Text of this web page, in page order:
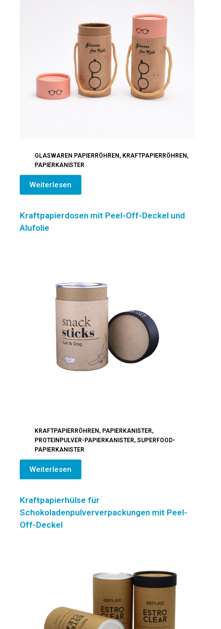
GLASWAREN PAPIERRÖHREN , KRAFTPAPIERRÖHREN ,
PAPIERKANISTER
Weiterlesen
Kraftpapierdosen mit Peel-Off-Deckel und
Alufolie
KRAFTPAPIERRÖHREN , PAPIERKANISTER,
PROTEINPULVER-PAPIERKANISTER, SUPERFOOD-
PAPIERKANISTER
Weiterlesen
Kraftpapierhülse für
Schokoladenpulververpackungen mit Peel-
Off-Deckel